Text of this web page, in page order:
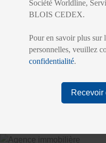
Société Worldline,
BLOIS CEDEX.
Pour en savoir plus sur
personnelles, veuillez
confidentialité.
Recevoir